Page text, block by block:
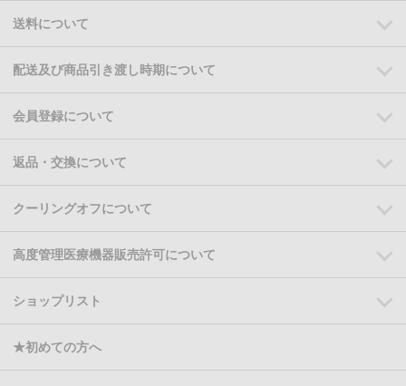
送料について
配送及び商品引き渡し時期について
会員登録について
返品・交換について
クーリングオフについて
高度管理医療機器販売許可について
ショップリスト
★初めての方へ